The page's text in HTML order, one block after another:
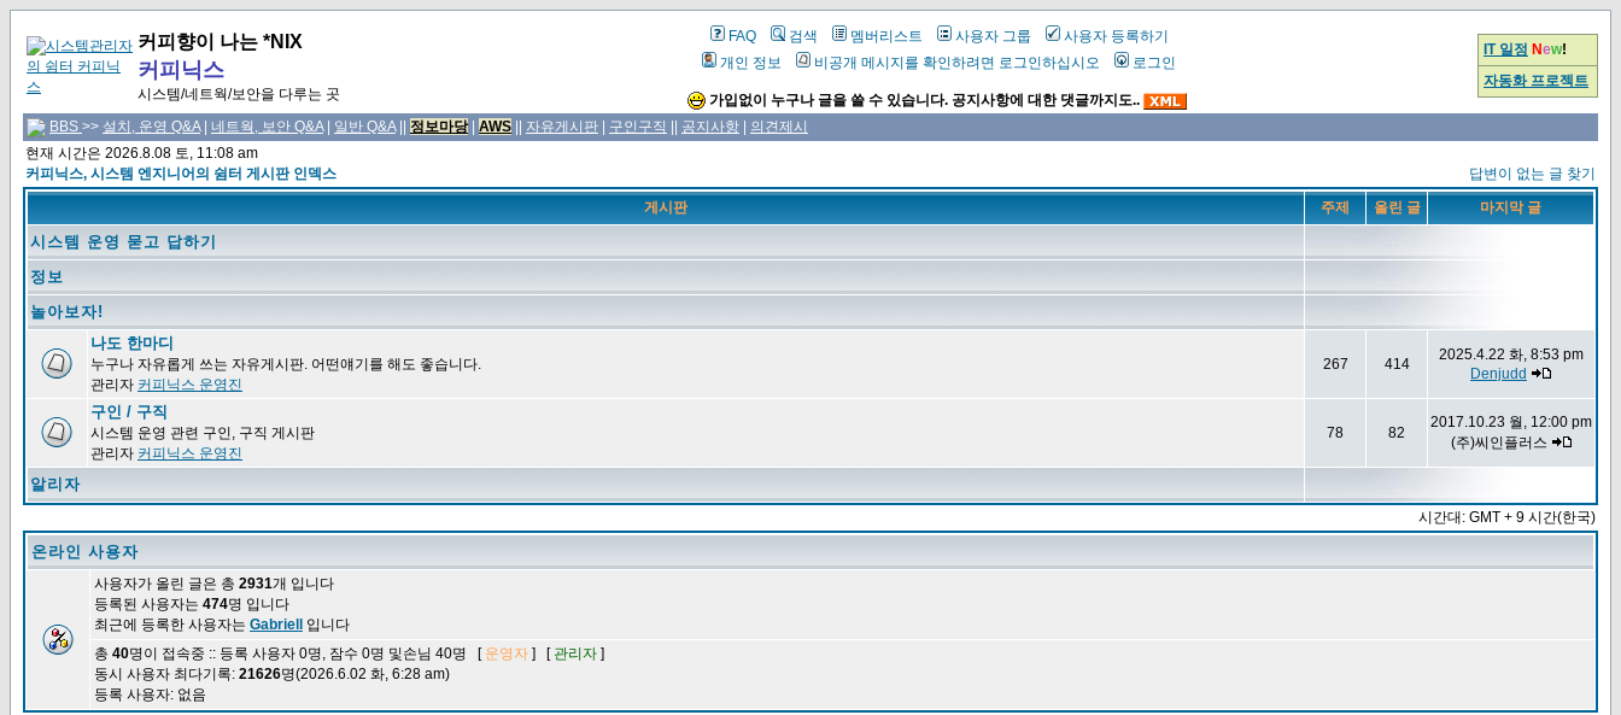
커피향이 나는 *NIX
커피닉스
시스템/네트웍/보안을 다루는 곳
FAQ 검색 멤버리스트 사용자 그룹
사용자 등록하기
개인 정보
비공개 메시지를 확인하려면 로그인하십시오 로그인
가입없이 누구나 글을 쓸 수 있습니다. 공지사항에 대한 댓글까지도..
IT 일정 New!
자동화 프로젝트
BBS >> 설치, 운영 Q&A| 네트웍, 보안 Q&A| 일반 Q&A|| 정보마당| AWS 자유게시판 구인구직 공지사항
의견제시
현재 시간은 2026.8.08 토, 11:08 am
커피닉스, 시스템 엔지니어의 쉼터 게시판 인덱스
답변이 없는 글 찾기
게시판
주제 올린 글 마지막 글
시스템 운영 묻고 답하기
정보
놀아보자!
나도 한마디
누구나 자유롭게 쓰는 자유게시판. 어떤얘기를 해도 좋습니다.
관리자 커피닉스 운영진
267 414
2025.4.22 화, 8:53 pm
Denjudd
구인 / 구직
시스템 운영 관련 구인, 구직 게시판
관리자 커피닉스 운영진
78 82
2017.10.23 월, 12:00 pm
(주)씨인플러스
알리자
시간대: GMT + 9 시간(한국)
온라인 사용자
사용자가 올린 글은 총 2931개 입니다
등록된 사용자는 474명 입니다
최근에 등록한 사용자는 Gabriell
입니다
총 40명이 접속중 :: 등록 사용자 0명, 잠수 0명 및손님 40명 [ 운영자 ] [ 관리자 ]
동시 사용자 최다기록: 21626명(2026.6.02 화, 6:28 am)
등록 사용자: 없음